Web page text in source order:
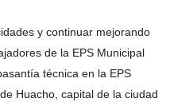
y continuar mejorando
de la EPS Municipal
técnica en la EPS
Huacho, capital de la ciudad